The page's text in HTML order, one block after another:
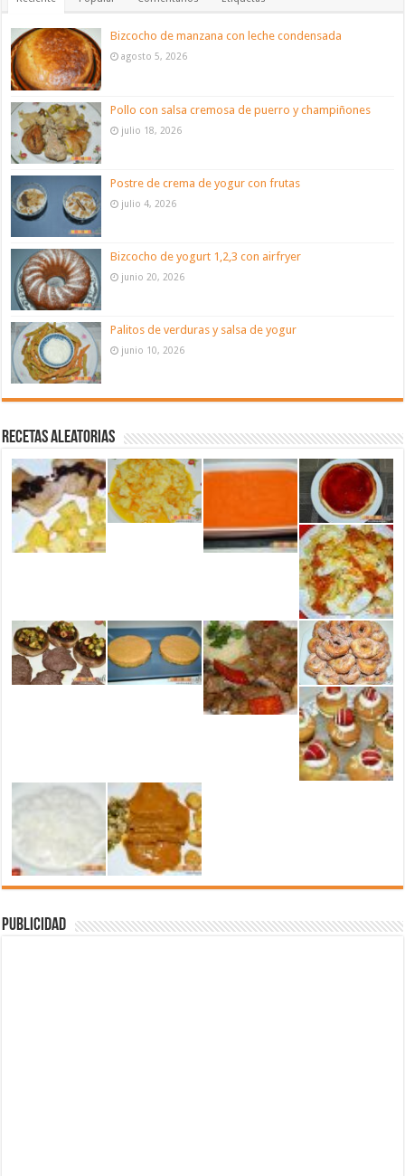
Bizcocho de manzana con leche condensada
agosto 5, 2026
Pollo con salsa cremosa de puerro y champiñones
julio 18, 2026
Postre de crema de yogur con frutas
julio 4, 2026
Bizcocho de yogurt 1,2,3 con airfryer
junio 20, 2026
Palitos de verduras y salsa de yogur
junio 10, 2026
Recetas aleatorias
Publicidad